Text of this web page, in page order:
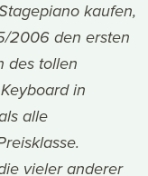
kaufen,
2006 den ersten
des tollen
in
alle
vieler anderer